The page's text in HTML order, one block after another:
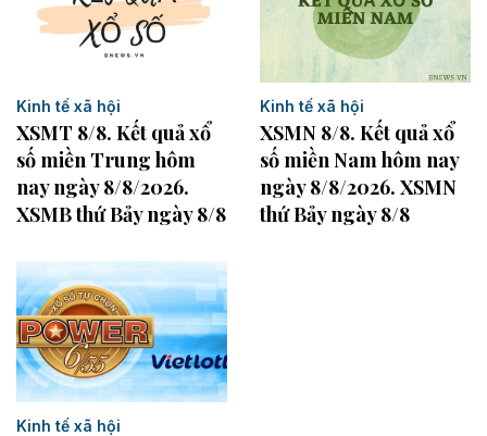
Kinh tế xã hội
XSMT 8/8. Kết quả xổ
số miền Trung hôm
nay ngày 8/8/2026.
XSMB thứ Bảy ngày 8/8
Kinh tế xã hội
XSMN 8/8. Kết quả xổ
số miền Nam hôm nay
ngày 8/8/2026. XSMN
thứ Bảy ngày 8/8
Kinh tế xã hội